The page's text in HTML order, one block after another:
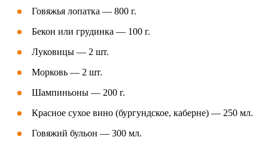
Говяжья лопатка — 800 г.
Бекон или грудинка — 100 г.
Луковицы — 2 шт.
Морковь — 2 шт.
Шампиньоны — 200 г.
Красное сухое вино (бургундское, каберне) — 250 мл.
Говяжий бульон — 300 мл.